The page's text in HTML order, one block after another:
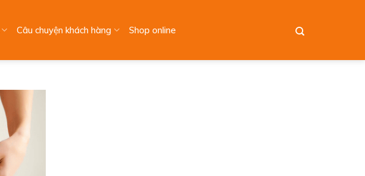
Câu chuyện khách hàng Shop online